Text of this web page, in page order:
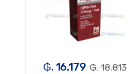
₲. 16.179 ₲. 18.813